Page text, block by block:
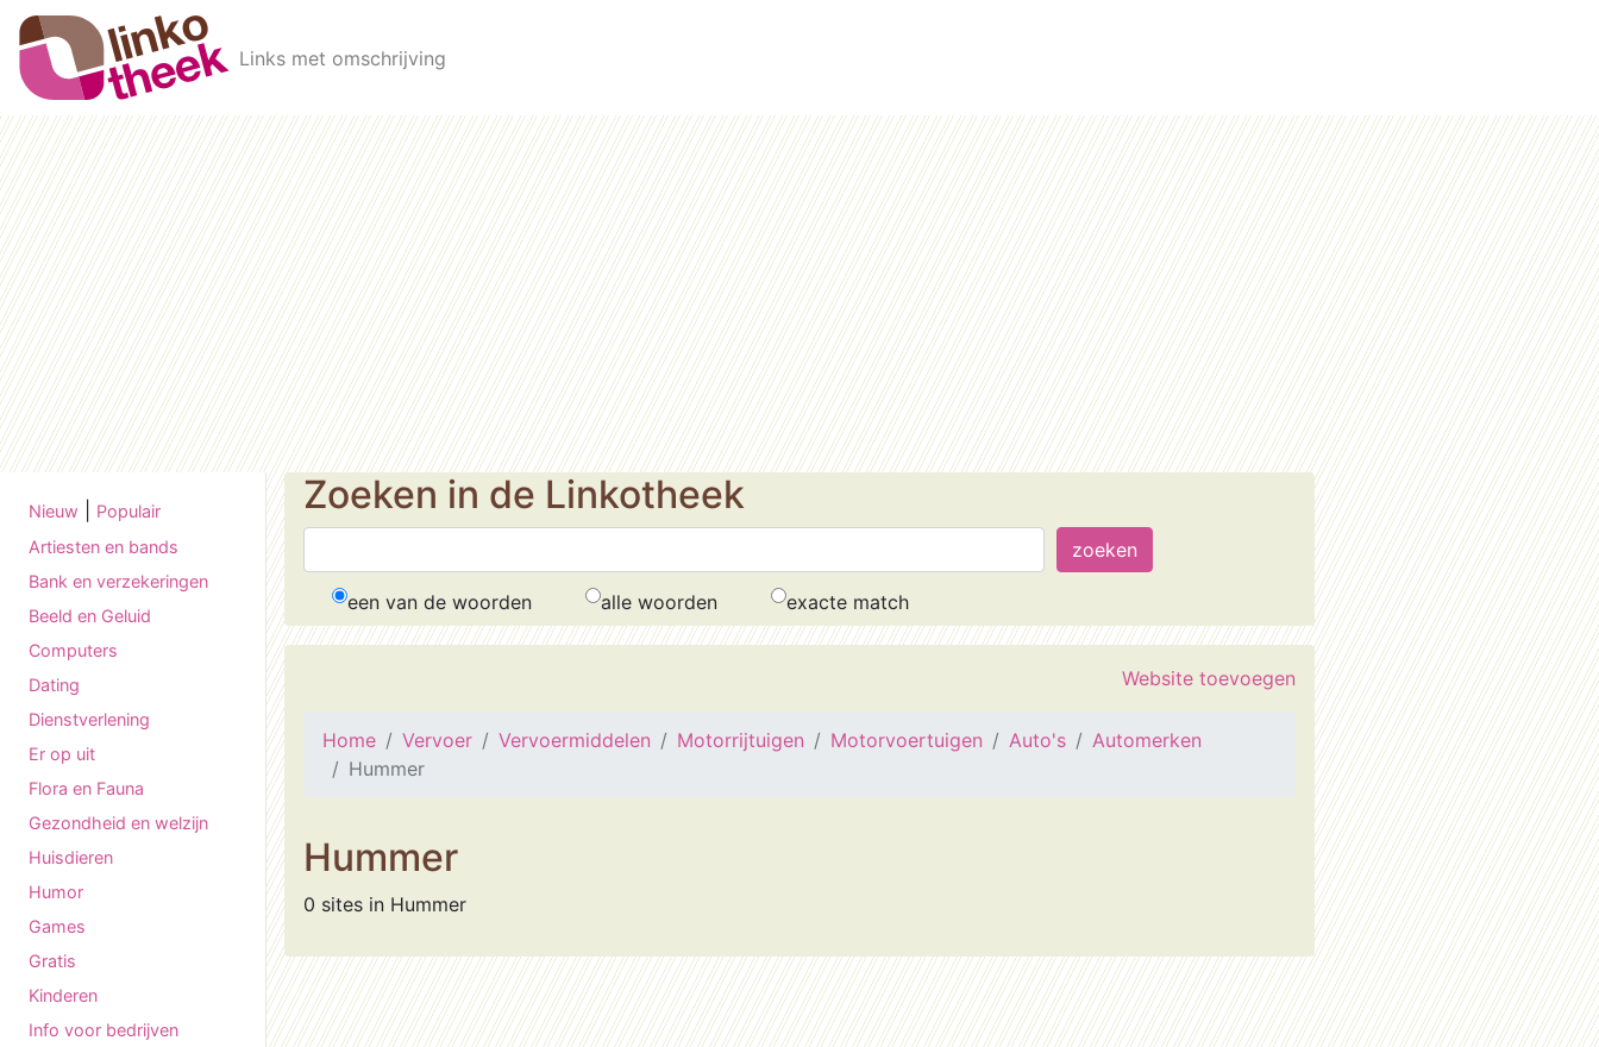
Skip to main content
Links met omschrijving
Nieuw
Populair
Artiesten en bands
Bank en verzekeringen
Beeld en Geluid
Computers
Dating
Dienstverlening
Er op uit
Flora en Fauna
Gezondheid en welzijn
Huisdieren
Humor
Games
Gratis
Kinderen
Info voor bedrijven
Zoeken in de Linkotheek
een van de woorden alle woorden exacte match
Website toevoegen
Home Vervoer Vervoermiddelen Motorrijtuigen Motorvoertuigen Auto's
Automerken
Hummer
Hummer
0 sites in Hummer